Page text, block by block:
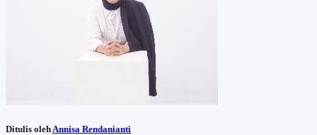
Ditulis oleh Annisa Rendanianti